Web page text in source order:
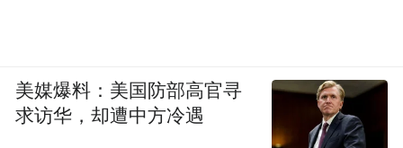
美媒爆料：美国防部高官寻
求访华，却遭中方冷遇